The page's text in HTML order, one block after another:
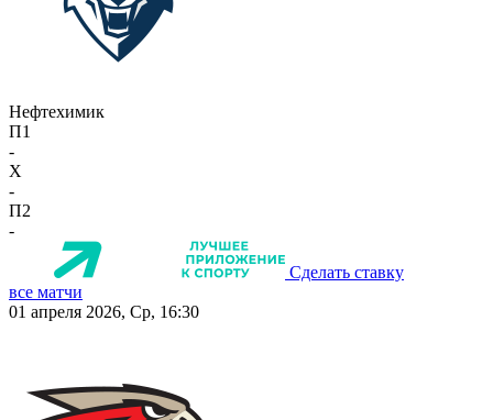
Нефтехимик
П1
-
X
-
П2
-
Сделать ставку
все матчи
01 апреля 2026, Ср, 16:30